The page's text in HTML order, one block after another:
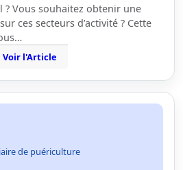
? Vous souhaitez obtenir une
ces secteurs d’activité ? Cette
Voir l'Article
de puériculture